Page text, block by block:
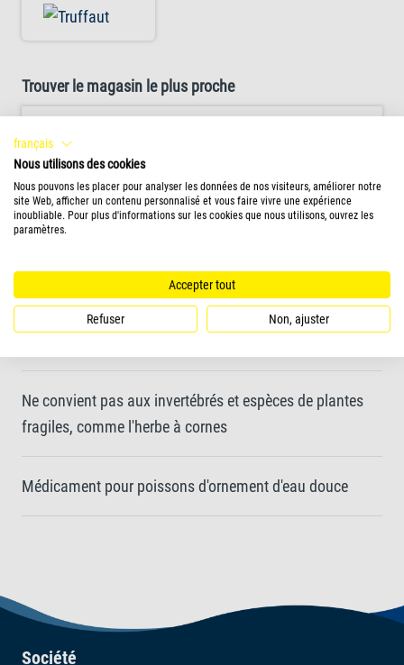
Trouver le magasin le plus proche
Conçu pour traiter la maladie des points blancs
(Ichthyophthirius multifiliis) et autres parasites de la
Ne convient pas aux invertébrés et espèces de plantes
fragiles, comme l'herbe à cornes
Médicament pour poissons d'ornement d'eau douce
Société
français
Nous utilisons des cookies
Nous pouvons les placer pour analyser les données de nos visiteurs, améliorer notre
site Web, afficher un contenu personnalisé et vous faire vivre une expérience
inoubliable. Pour plus d'informations sur les cookies que nous utilisons, ouvrez les
paramètres.
Accepter tout
Refuser Non, ajuster